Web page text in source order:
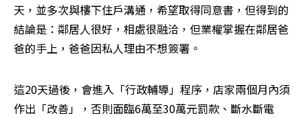
天，並多次與樓下住戶溝通，希望取得同意書，但得到的
結論是：鄰居人很好，相處很融洽，但業權掌握在鄰居爸
爸的手上，爸爸因私人理由不想簽署。
這20天過後，會進入「行政輔導」程序，店家兩個月內須
作出「改善」，否則面臨6萬至30萬元罰款、斷水斷電